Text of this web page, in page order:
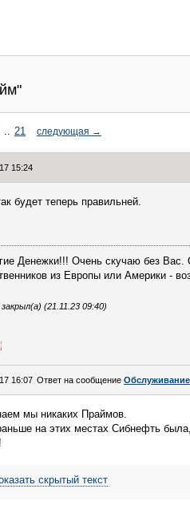
.. 21 следующая →
15:24
будет теперь правильней.
Денежки!!! Очень скучаю без
из Европы или Америки -
закрыл(а) (21.11.23 09:40)
16:07 Ответ на сообщение
мы никаких Праймов.
на этих местах Сибнефть
скрытый текст